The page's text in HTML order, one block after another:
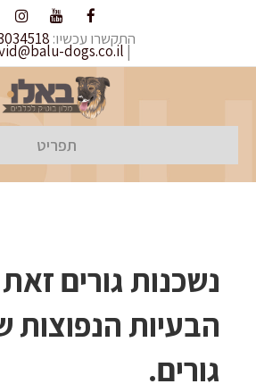
התקשרו עכשיו:
|
dogs.co.il
תפריט
נשכנות גורים
הבעיות הנפוצות
גורים.